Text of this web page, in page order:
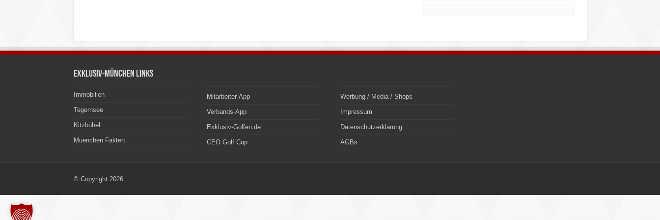
Exklusiv-München Links
Immobilien
Tegernsee
Kitzbühel
Muenchen Fakten
Mitarbeiter-App
Verbands-App
Exklusiv-Golfen.de
CEO Golf Cup
Werbung / Media / Shops
Impressum
Datenschutzerklärung
AGBs
© Copyright 2026